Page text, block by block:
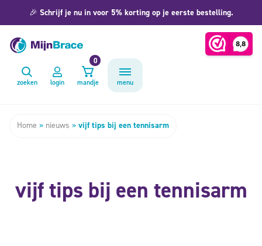
🎉 Schrijf je nu in voor 5% korting op je eerste bestelling.
zoeken login mandje
0
menu
Home » nieuws » vijf tips bij een tennisarm
vijf tips bij een tennisarm